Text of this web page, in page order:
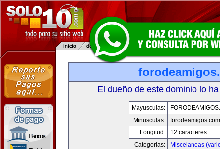
El dueño de este dominio lo
Mayusculas:
Minusculas:
forodeamigos.com
Longitud:
12 caracteres
Categorias:
Miscelaneas